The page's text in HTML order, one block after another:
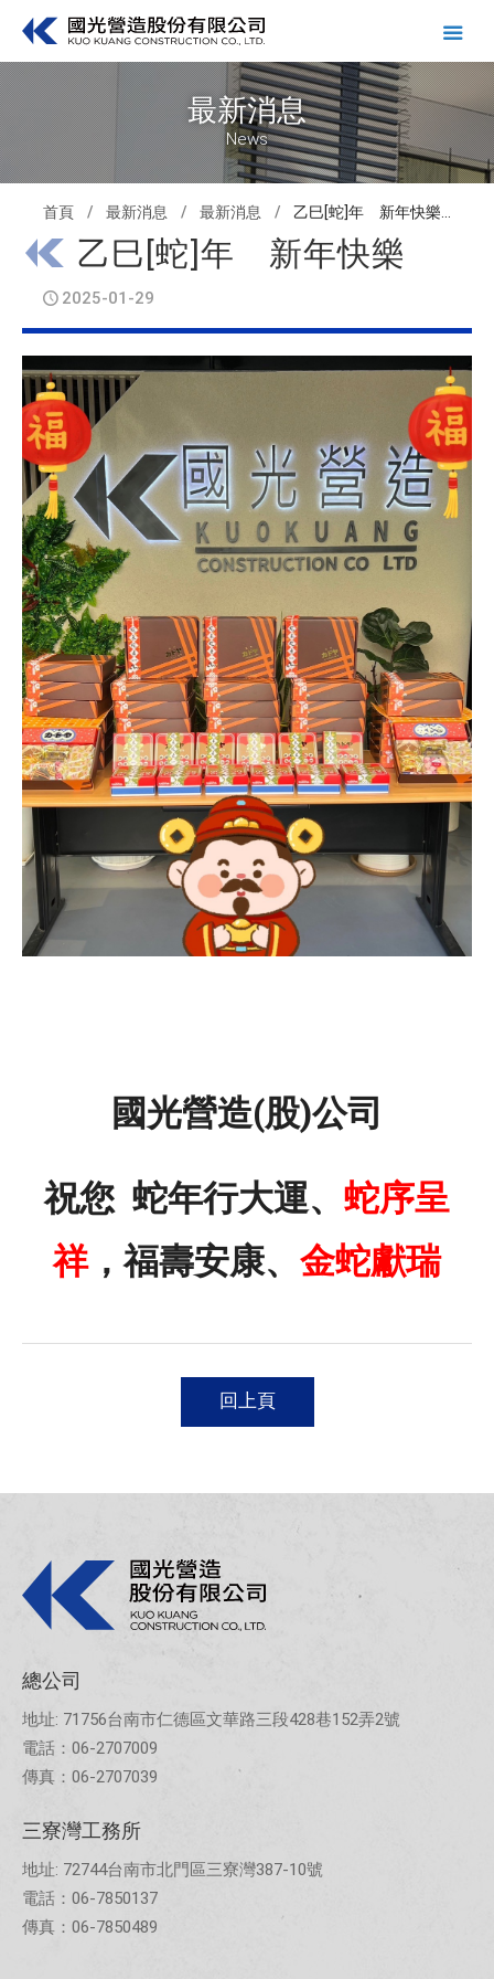
最新消息
News
首頁 最新消息 最新消息 乙巳[蛇]年 新年快樂...
乙巳[蛇]年 新年快樂
2025-01-29
國光營造(股)公司
祝您 蛇年行大運、 蛇序呈
祥，福壽安康、 金蛇獻瑞
回上頁
總公司
地址: 71756台南市仁德區文華路三段428巷152弄2號
電話：06-2707009
傳真：06-2707039
三寮灣工務所
地址: 72744台南市北門區三寮灣387-10號
電話：06-7850137
傳真：06-7850489